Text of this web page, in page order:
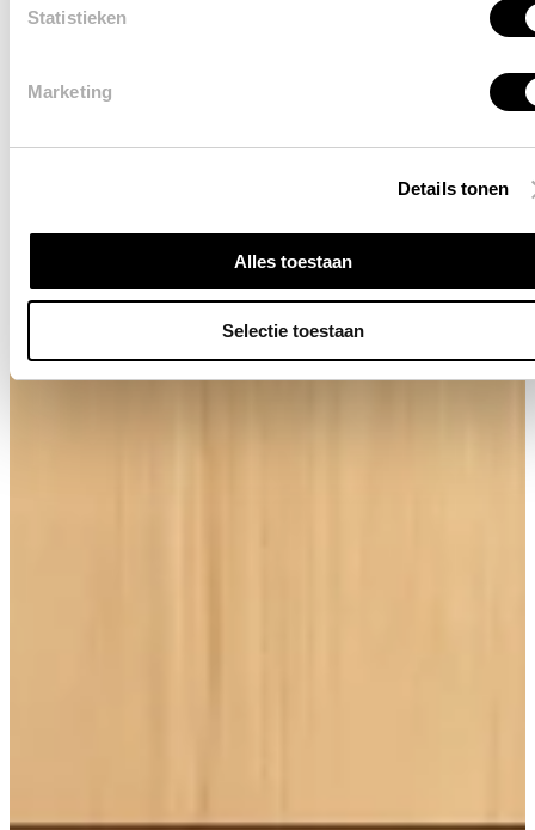
Statistieken
Marketing
Details tonen
Alles toestaan
Selectie toestaan